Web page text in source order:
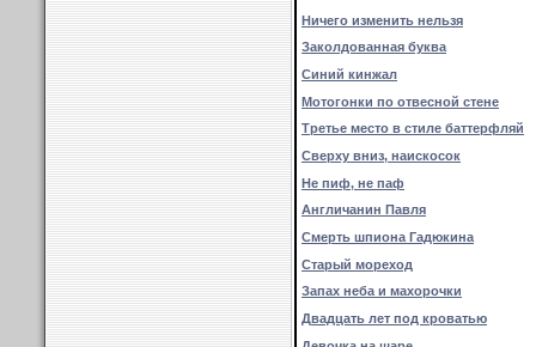
Ничего изменить нельзя
Заколдованная буква
Синий кинжал
Мотогонки по отвесной стене
Третье место в стиле баттерфляй
Сверху вниз, наискосок
Не пиф, не паф
Англичанин Павля
Смерть шпиона Гадюкина
Старый мореход
Запах неба и махорочки
Двадцать лет под кроватью